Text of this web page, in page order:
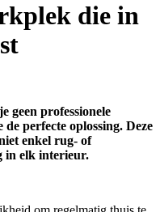
die in
geen professionele
perfecte oplossing. Deze
enkel rug- of
in elk interieur.